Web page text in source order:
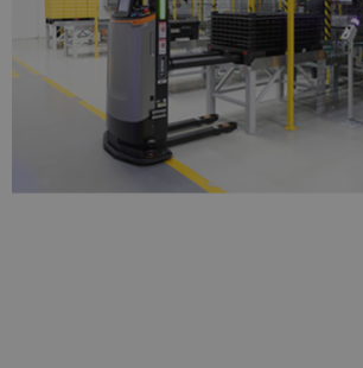
Do you want to leave the